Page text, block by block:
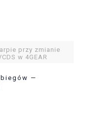
przy zmianie
w 4GEAR
—